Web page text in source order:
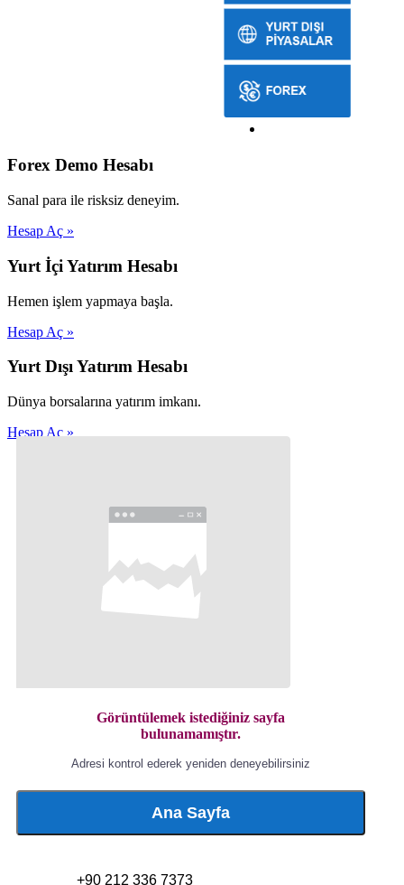
Forex Demo Hesabı
Sanal para ile risksiz deneyim.
Hesap Aç »
Yurt İçi Yatırım Hesabı
Hemen işlem yapmaya başla.
Hesap Aç »
Yurt Dışı Yatırım Hesabı
Dünya borsalarına yatırım imkanı.
Hesap Aç »
Görüntülemek istediğiniz sayfa
bulunamamıştır.
Adresi kontrol ederek yeniden deneyebilirsiniz
Ana Sayfa
+90 212 336 7373